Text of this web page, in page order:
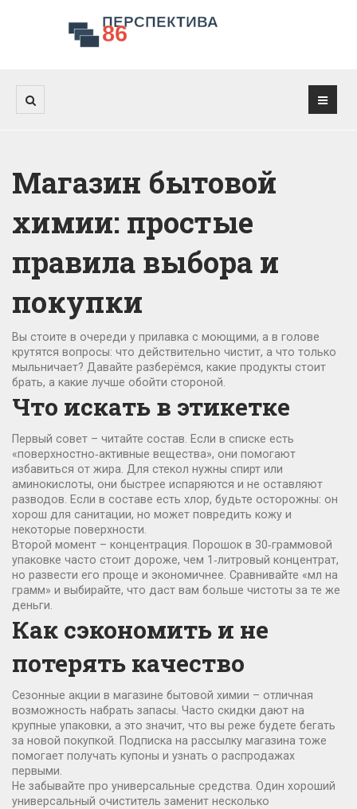
Магазин бытовой
химии: простые
правила выбора и
покупки
Вы стоите в очереди у прилавка с моющими, а в голове
крутятся вопросы: что действительно чистит, а что только
мыльничает? Давайте разберёмся, какие продукты стоит
брать, а какие лучше обойти стороной.
Что искать в этикетке
Первый совет – читайте состав. Если в списке есть
«поверхностно‑активные вещества», они помогают
избавиться от жира. Для стекол нужны спирт или
аминокислоты, они быстрее испаряются и не оставляют
разводов. Если в составе есть хлор, будьте осторожны: он
хорош для санитации, но может повредить кожу и
некоторые поверхности.
Второй момент – концентрация. Порошок в 30‑граммовой
упаковке часто стоит дороже, чем 1‑литровый концентрат,
но развести его проще и экономичнее. Сравнивайте «мл на
грамм» и выбирайте, что даст вам больше чистоты за те же
деньги.
Как сэкономить и не
потерять качество
Сезонные акции в магазине бытовой химии – отличная
возможность набрать запасы. Часто скидки дают на
крупные упаковки, а это значит, что вы реже будете бегать
за новой покупкой. Подписка на рассылку магазина тоже
помогает получать купоны и узнать о распродажах
первыми.
Не забывайте про универсальные средства. Один хороший
универсальный очиститель заменит несколько